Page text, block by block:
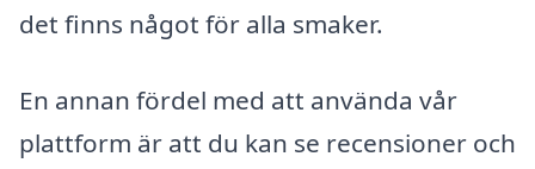
det finns något för alla smaker.
En annan fördel med att använda vår
plattform är att du kan se recensioner och